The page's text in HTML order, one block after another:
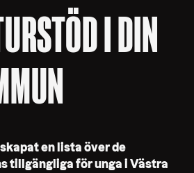
I DIN
en lista över de
tillgängliga för unga i Västra